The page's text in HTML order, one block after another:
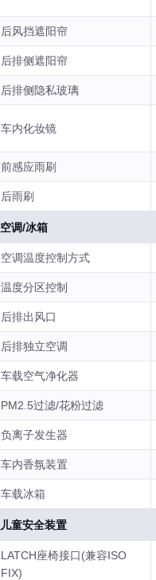
后风挡遮阳帘
后排侧遮阳帘
后排侧隐私玻璃
车内化妆镜
前感应雨刷
后雨刷
空调/冰箱
空调温度控制方式
温度分区控制
后排出风口
后排独立空调
车载空气净化器
PM2.5过滤/花粉过滤
负离子发生器
车内香氛装置
车载冰箱
儿童安全装置
LATCH座椅接口(兼容ISO
FIX)